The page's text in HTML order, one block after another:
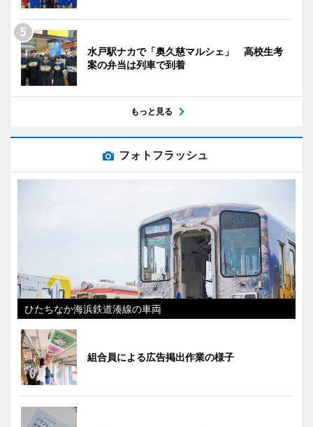
水戸駅ナカで「奥久慈マルシェ」 高校生考
案の弁当は列車で到着
もっと見る
フォトフラッシュ
ひたちなか海浜鉄道湊線の車両
組合員による広告掲出作業の様子